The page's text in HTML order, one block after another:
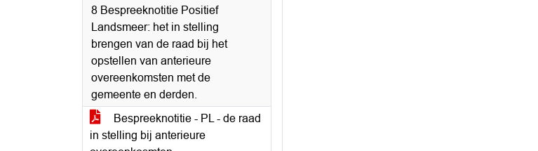
8 Bespreeknotitie Positief
Landsmeer: het in stelling
brengen van de raad bij het
opstellen van anterieure
overeenkomsten met de
gemeente en derden.
Bespreeknotitie - PL - de raad
in stelling bij anterieure